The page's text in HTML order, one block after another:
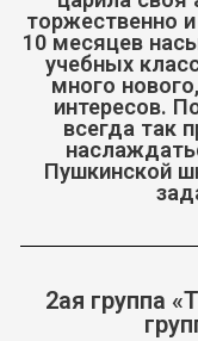
торжественно
10 месяцев
учебных
много
интересов.
всегда так
Пушкинской
2ая группа